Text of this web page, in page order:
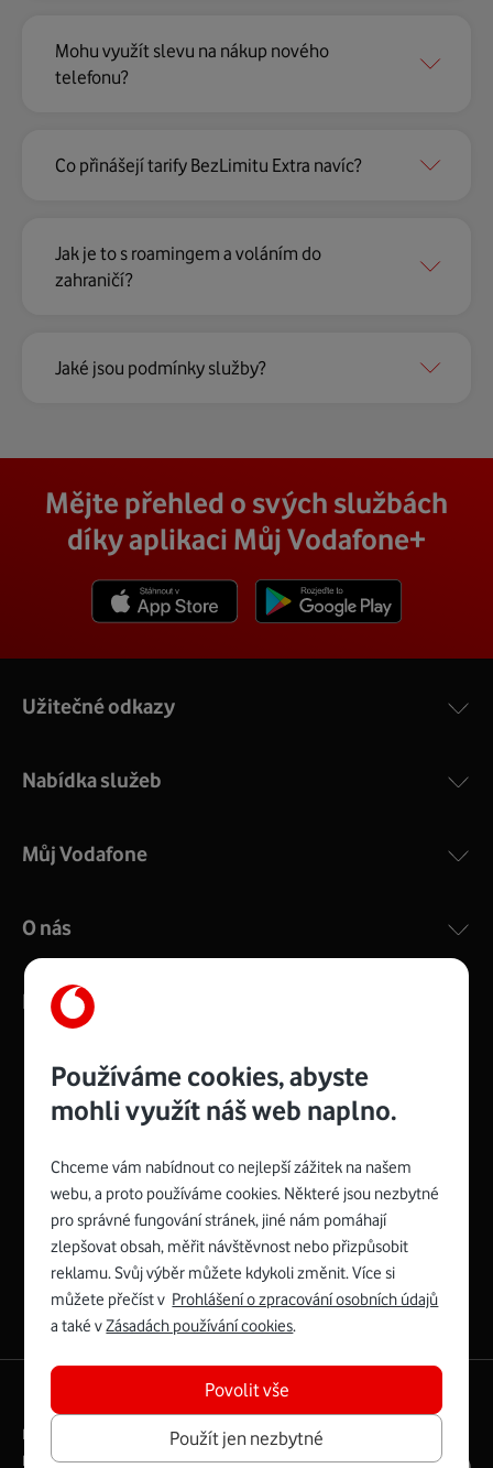
Mohu využít slevu na nákup nového
telefonu?
Co přinášejí tarify BezLimitu Extra navíc?
Jak je to s roamingem a voláním do
zahraničí?
Jaké jsou podmínky služby?
Mějte přehled o svých službách
díky aplikaci Můj Vodafone+
Spojte se s Vodafonem
Facebook
profil
X
profil
Instagram
profil
Youtube
profil
Vodafone
TV
LinkedIn
profil
English|Mapa webu
Užitečné odkazy
Nabídka služeb
Můj Vodafone
O nás
Kontakty
Právní podmínky
Ochrana soukromí
Digitální odpovědnost
Cookies Dokumenty Ceník
Management
consultancy
Recruitment
logo
Top
roku
Platinové
EcoVadis
Buy
Award
má
První
zelenou
Používáme cookies, abyste
mohli využít náš web naplno.
Chceme vám nabídnout co nejlepší zážitek na našem
webu, a proto používáme cookies. Některé jsou nezbytné
pro správné fungování stránek, jiné nám pomáhají
zlepšovat obsah, měřit návštěvnost nebo přizpůsobit
reklamu. Svůj výběr můžete kdykoli změnit. Více si
můžete přečíst v Prohlášení o zpracování osobních údajů
a také vZásadách používání cookies.
Použít jen nezbytné
Povolit vše